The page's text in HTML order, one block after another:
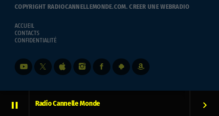
pause Radio Cannelle Monde keyboard_arrow_right
COPYRIGHT RADIOCANNELLEMONDE.COM.CREER UNE WEBRADIO
ACCUEIL
CONTACTS
CONFIDENTIALITÉ